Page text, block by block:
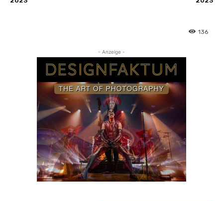
136
- Anzeige -